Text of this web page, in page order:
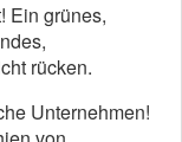
Ein grünes,
rücken.
Unternehmen!